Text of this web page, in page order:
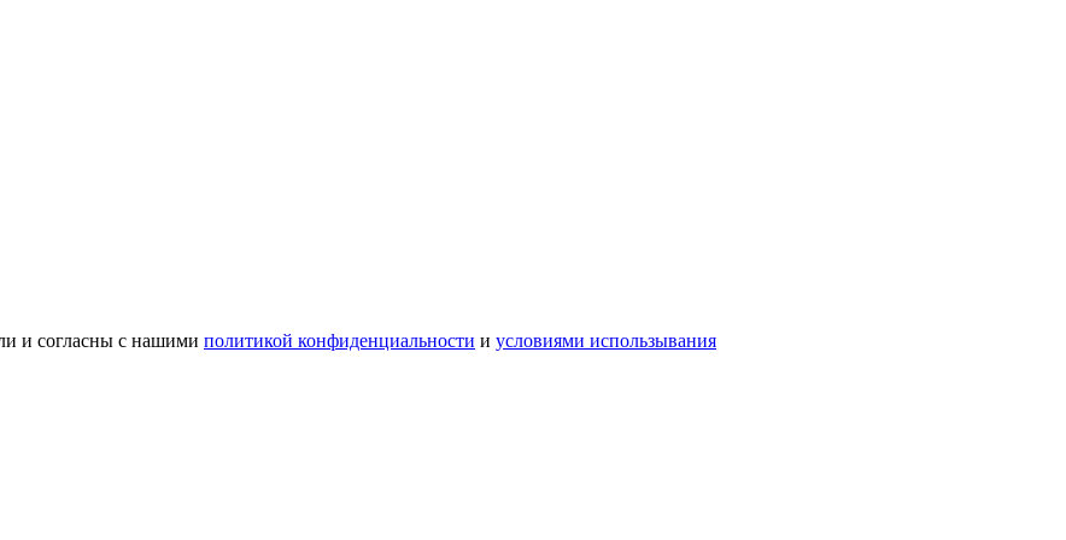
и согласны с нашими политикой конфиденциальности и условиями использывания